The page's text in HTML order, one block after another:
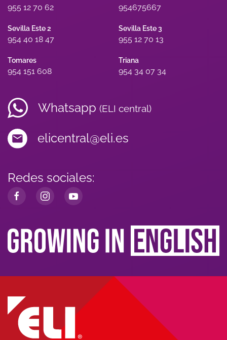
955 12 70 62 954675667
Sevilla Este 2
954 40 18 47
Sevilla Este 3
955 12 70 13
Tomares
954 151 608
Triana
954 34 07 34
Whatsapp (ELI central)
elicentral@eli.es
Redes sociales: